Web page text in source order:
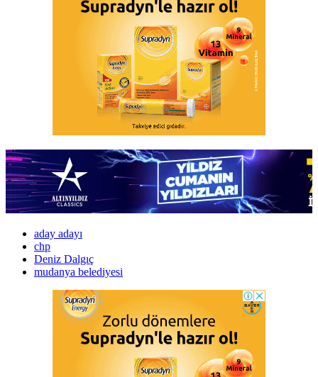
aday adayı
chp
Deniz Dalgıç
mudanya belediyesi